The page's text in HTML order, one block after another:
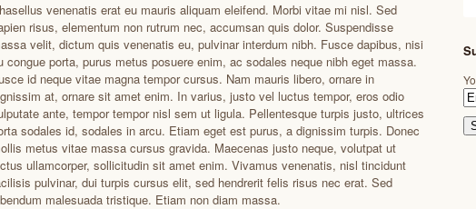
venenatis erat eu mauris aliquam eleifend. Morbi vitae mi nisl. Sed
risus, elementum non rutrum nec, accumsan quis dolor. Suspendisse
velit, dictum quis venenatis eu, pulvinar interdum nibh. Fusce dapibus, nisi
congue porta, purus metus posuere enim, ac sodales neque nibh eget massa.
id neque vitae magna tempor cursus. Nam mauris libero, ornare in
at, ornare sit amet enim. In varius, justo vel luctus tempor, eros odio
ante, tempor tempor nisl sem ut ligula. Pellentesque turpis justo, ultrices
sodales id, sodales in arcu. Etiam eget est purus, a dignissim turpis. Donec
metus vitae massa cursus gravida. Maecenas justo neque, volutpat ut
ullamcorper, sollicitudin sit amet enim. Vivamus venenatis, nisl tincidunt
pulvinar, dui turpis cursus elit, sed hendrerit felis risus nec erat. Sed
malesuada tristique. Etiam non diam massa.